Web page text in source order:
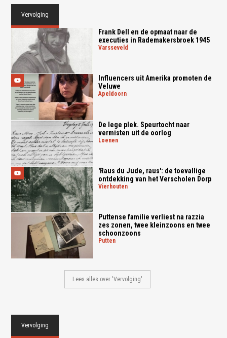
Vervolging
Frank Dell en de opmaat naar de
executies in Rademakersbroek 1945
varsseveld
Influencers uit Amerika promoten de
Veluwe
apeldoorn
De lege plek. Speurtocht naar
vermisten uit de oorlog
loenen
'Raus du Jude, raus': de toevallige
ontdekking van het Verscholen Dorp
vierhouten
Puttense familie verliest na razzia
zes zonen, twee kleinzoons en twee
schoonzoons
putten
Lees alles over 'Vervolging'
Vervolging